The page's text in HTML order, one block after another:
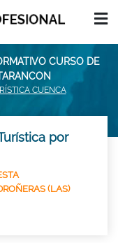
CURSO DE
CUENCA
por
(LAS)